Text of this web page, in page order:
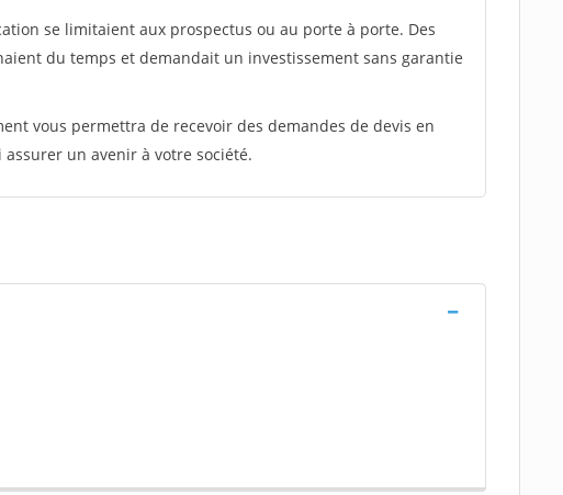
se limitaient aux prospectus ou au porte à porte. Des
du temps et demandait un investissement sans garantie
vous permettra de recevoir des demandes de devis en
un avenir à votre société.